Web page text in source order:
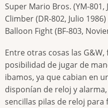
Super Mario Bros. (YM-801,
Climber (DR-802, Julio 1986)
Balloon Fight (BF-803,
Entre otras cosas las
posibilidad de jugar de
ibamos, ya que cabian en
disponían de reloj y
sencillas pilas de reloj